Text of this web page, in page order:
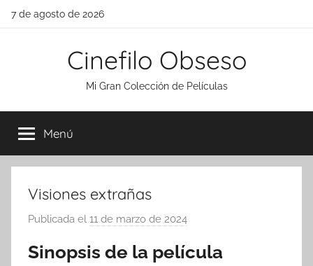
Saltar
7 de agosto de 2026
Cinefilo Obseso
Mi Gran Colección de Películas
Menú
Visiones extrañas
Publicada el 11 de marzo de 2024
r
Sinopsis de la película